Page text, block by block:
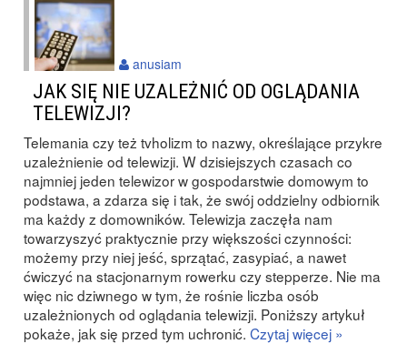
JAK SIĘ NIE UZALEŻNIĆ OD OGLĄDANIA
TELEWIZJI?
Telemania czy też tvholizm to nazwy, określające przykre
uzależnienie od telewizji. W dzisiejszych czasach co
najmniej jeden telewizor w gospodarstwie domowym to
podstawa, a zdarza się i tak, że swój oddzielny odbiornik
ma każdy z domowników. Telewizja zaczęła nam
towarzyszyć praktycznie przy większości czynności:
możemy przy niej jeść, sprzątać, zasypiać, a nawet
ćwiczyć na stacjonarnym rowerku czy stepperze. Nie ma
więc nic dziwnego w tym, że rośnie liczba osób
uzależnionych od oglądania telewizji. Poniższy artykuł
pokaże, jak się przed tym uchronić. Czytaj więcej »
anusiam